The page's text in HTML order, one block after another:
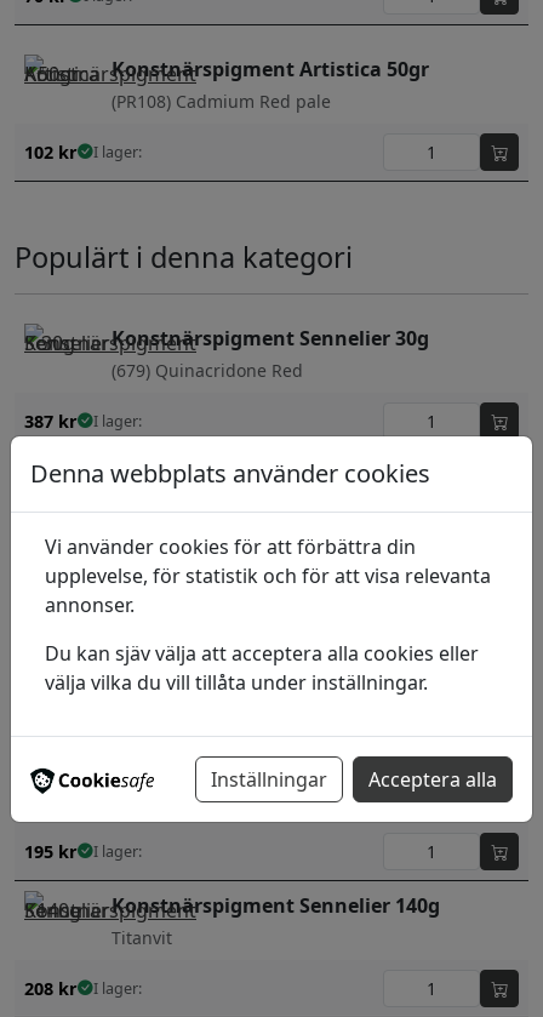
Konstnärspigment Artistica 50gr
(PR108) Cadmium Red pale
102 kr I lager:
Populärt i denna kategori
Konstnärspigment Sennelier 30g
(679) Quinacridone Red
387 kr I lager:
Konstnärspigment Sennelier 90g
Naples Yellow Hu
208 kr I lager:
Konstnärspigment Sennelier 110g
Zinkvi
208kr I lager:
Konstnärspigment Sennelier 100g
(543) Cadm. Yellow Deep Hue
195 kr I lager:
Konstnärspigment Sennelier 140g
Titanvit
208 kr I lager:
Denna webbplats använder cookies
Vi använder cookies för att förbättra din
upplevelse, för statistik och för att visa relevanta
annonser.
Du kan sjäv välja att acceptera alla cookies eller
välja vilka du vill tillåta under inställningar.
Inställningar Acceptera alla